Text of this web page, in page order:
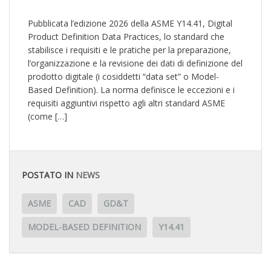
Pubblicata l’edizione 2026 della ASME Y14.41, Digital
Product Definition Data Practices, lo standard che
stabilisce i requisiti e le pratiche per la preparazione,
l’organizzazione e la revisione dei dati di definizione del
prodotto digitale (i cosiddetti “data set” o Model-
Based Definition). La norma definisce le eccezioni e i
requisiti aggiuntivi rispetto agli altri standard ASME
(come […]
POSTATO IN NEWS
ASME CAD GD&T
MODEL-BASED DEFINITION Y14.41